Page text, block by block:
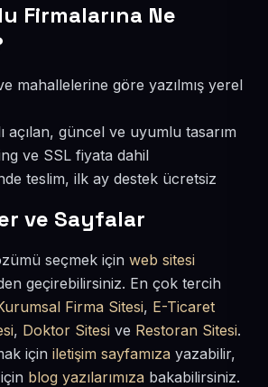
Firmalarına Ne
mahallelerine göre yazılmış yerel
açılan, güncel ve uyumlu tasarım
ve SSL fiyata dahil
teslim, ilk ay destek ücretsiz
ve Sayfalar
seçmek için web sitesi
geçirebilirsiniz. En çok tercih
Firma Sitesi, E-Ticaret
, Doktor Sitesi ve Restoran Sitesi.
için iletişim sayfamıza yazabilir,
blog yazılarımıza bakabilirsiniz.